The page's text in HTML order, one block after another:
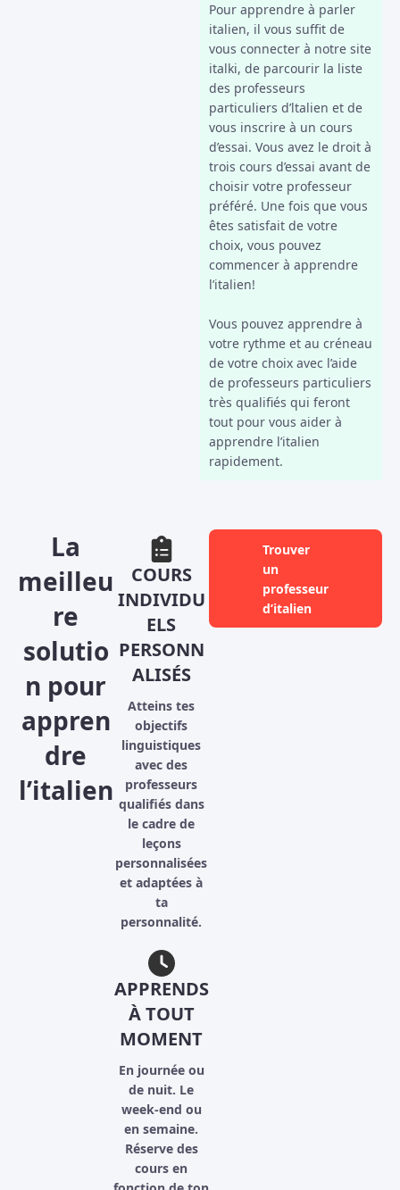
Pour apprendre à parler
italien, il vous suffit de
vous connecter à notre site
italki, de parcourir la liste
des professeurs
particuliers d’ltalien et de
vous inscrire à un cours
d’essai. Vous avez le droit à
trois cours d’essai avant de
choisir votre professeur
préféré. Une fois que vous
êtes satisfait de votre
choix, vous pouvez
commencer à apprendre
l’italien!
Vous pouvez apprendre à
votre rythme et au créneau
de votre choix avec l’aide
de professeurs particuliers
très qualifiés qui feront
tout pour vous aider à
apprendre l’italien
rapidement.
La
meilleu
re
solutio
n pour
appren
dre
l’italien
COURS
INDIVIDU
ELS
PERSONN
ALISÉS
Atteins tes
objectifs
linguistiques
avec des
professeurs
qualifiés dans
le cadre de
leçons
personnalisées
et adaptées à
ta
personnalité.
APPRENDS
À TOUT
MOMENT
En journée ou
de nuit. Le
week-end ou
en semaine.
Réserve des
cours en
Trouver
un
professeur
d’italien